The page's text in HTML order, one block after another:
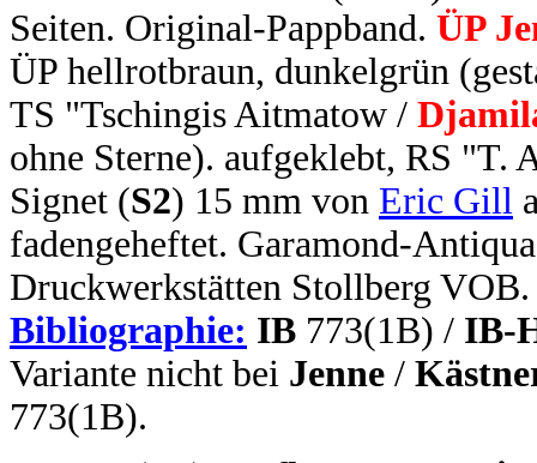
Seiten. Original-Pappband. ÜP
ÜP hellrotbraun, dunkelgrün
TS "Tschingis Aitmatow /
ohne Sterne). aufgeklebt, RS
Signet (S2) 15 mm von Eric Gill
fadengeheftet. Garamond-
Druckwerkstätten Stollberg VOB.
Bibliographie: IB 773(1B) / IB-
Variante nicht bei Jenne /
773(1B).